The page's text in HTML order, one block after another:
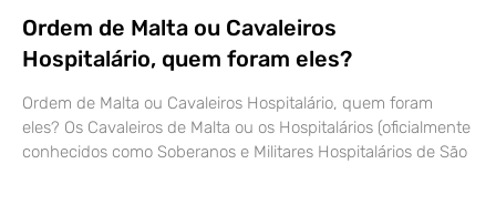
Ordem de Malta ou Cavaleiros
Hospitalário, quem foram eles?
Ordem de Malta ou Cavaleiros Hospitalário, quem foram
eles? Os Cavaleiros de Malta ou os Hospitalários (oficialmente
conhecidos como Soberanos e Militares Hospitalários de São